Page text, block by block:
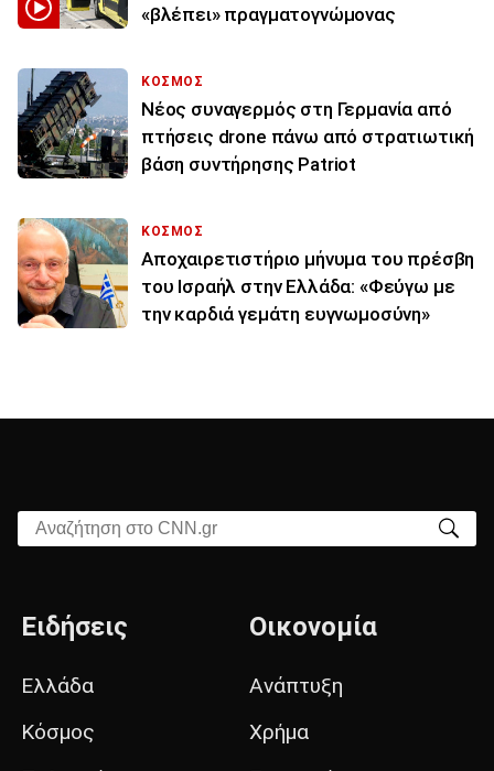
«βλέπει» πραγματογνώμονας
ΚΟΣΜΟΣ
Νέος συναγερμός στη Γερμανία από
πτήσεις drone πάνω από στρατιωτική
βάση συντήρησης Patriot
ΚΟΣΜΟΣ
Αποχαιρετιστήριο μήνυμα του πρέσβη
του Ισραήλ στην Ελλάδα: «Φεύγω με
την καρδιά γεμάτη ευγνωμοσύνη»
Αναζήτηση στο CNN.gr
Ειδήσεις
Ελλάδα
Κόσμος
Οικονομία
Ανάπτυξη
Χρήμα